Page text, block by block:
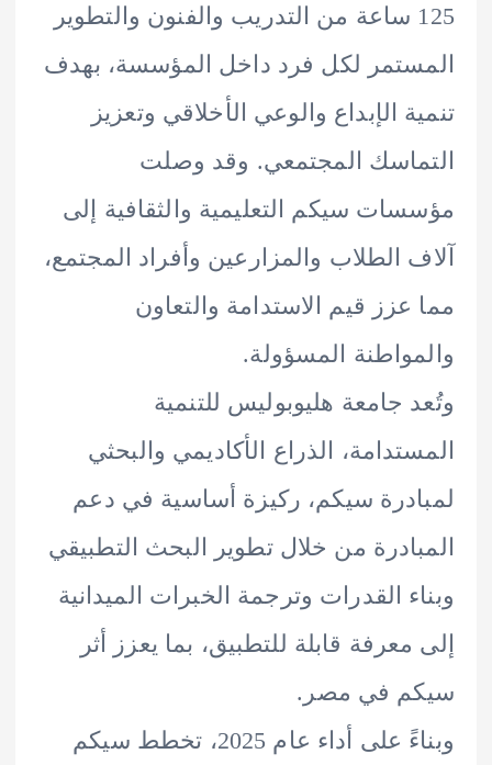
125 ساعة من التدريب والفنون والتطوير
لكل فرد داخل المؤسسة، بهدف
الإبداع والوعي الأخلاقي وتعزيز
المجتمعي. وقد وصلت
سيكم التعليمية والثقافية إلى
الطلاب والمزارعين وأفراد المجتمع،
قيم الاستدامة والتعاون
المسؤولة.
جامعة هليوبوليس للتنمية
الذراع الأكاديمي والبحثي
سيكم، ركيزة أساسية في دعم
من خلال تطوير البحث التطبيقي
القدرات وترجمة الخبرات الميدانية
قابلة للتطبيق، بما يعزز أثر
في مصر.
وبناءً على أداء عام 2025، تخطط سيكم